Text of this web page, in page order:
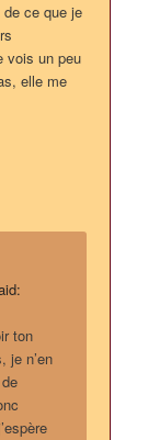
de ce que je
vois un peu
elle me
ton
je n’en